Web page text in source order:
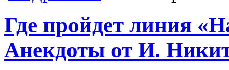
Где пройдет линия
Анекдоты от И.